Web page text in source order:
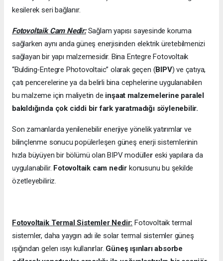
kesilerek seri bağlanır.
Fotovoltaik Cam Nedir:Sağlam yapısı sayesinde koruma
sağlarken aynı anda güneş enerjisinden elektrik üretebilmenizi
sağlayan bir yapı malzemesidir. Bina Entegre Fotovoltaik
“Bulding-Entegre Photovoltaic” olarak geçen (BIPV) ve çatıya,
çatı pencerelerine ya da belirli bina cephelerine uygulanabilen
bu malzeme için maliyetin de inşaat malzemelerine paralel
bakıldığında çok ciddi bir fark yaratmadığı söylenebilir.
Son zamanlarda yenilenebilir enerjiye yönelik yatırımlar ve
bilinçlenme sonucu popülerleşen güneş enerji sistemlerinin
hızla büyüyen bir bölümü olan BIPV modüller eski yapılara da
uygulanabilir. Fotovoltaik cam nedir konusunu bu şekilde
özetleyebiliriz.
Fotovoltaik Termal Sistemler Nedir: Fotovoltaik termal
sistemler, daha yaygın adı ile solar termal sistemler güneş
ışığından gelen ısıyı kullanırlar. Güneş ışınları absorbe